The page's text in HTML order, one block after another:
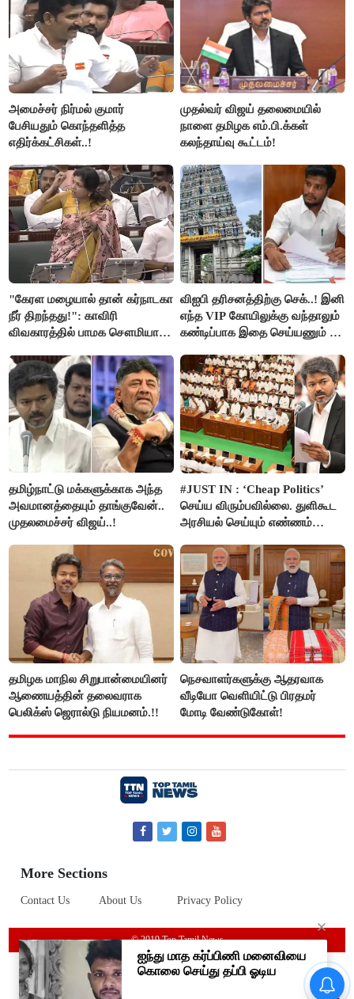
அமைச்சர் நிர்மல் குமார்
பேசியதும் கொந்தளித்த
எதிர்க்கட்சிகள்..!
முதல்வர் விஜய் தலைமையில்
நாளை தமிழக எம்.பி.க்கள்
கலந்தாய்வு கூட்டம்!
"கேரள மழையால் தான் கர்நாடகா
நீர் திறந்தது!": காவிரி
விவகாரத்தில் பாமக சௌமியா
விஐபி தரிசனத்திற்கு செக்..! இனி
எந்த VIP கோயிலுக்கு வந்தாலும்
கண்டிப்பாக இதை செய்யணும் -
தமிழ்நாட்டு மக்களுக்காக அந்த
அவமானத்தையும் தாங்குவேன்..
முதலமைச்சர் விஜய்..!
#JUST IN : ‘Cheap Politics’
செய்ய விரும்பவில்லை. துளிகூட
அரசியல் செய்யும் எண்ணம்
விஜய் பதில்!
தமிழக மாநில சிறுபான்மையினர்
ஆணையத்தின் தலைவராக
பெலிக்ஸ் ஜெரால்டு நியமனம்.!!
நெசவாளர்களுக்கு ஆதரவாக
வீடியோ வெளியிட்டு பிரதமர்
மோடி வேண்டுகோள்!
More Sections
Contact Us About Us Privacy Policy
© 2019 Top Tamil News
#BREAKING ஷாக் கொடுத்த